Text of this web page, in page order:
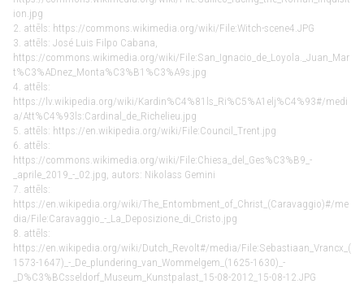
ion.jpg
2. attēls: https://commons.wikimedia.org/wiki/File:Witch-scene4.JPG
3. attēls: José Luis Filpo Cabana,
https://commons.wikimedia.org/wiki/File:San_Ignacio_de_Loyola._Juan_Mar
t%C3%ADnez_Monta%C3%B1%C3%A9s.jpg
4. attēls:
https://lv.wikipedia.org/wiki/Kardin%C4%81ls_Ri%C5%A1elj%C4%93#/medi
a/Att%C4%93ls:Cardinal_de_Richelieu.jpg
5. attēls: https://en.wikipedia.org/wiki/File:Council_Trent.jpg
6. attēls:
https://commons.wikimedia.org/wiki/File:Chiesa_del_Ges%C3%B9_-
_aprile_2019_-_02.jpg, autors: Nikolass Gemini
7. attēls:
https://en.wikipedia.org/wiki/The_Entombment_of_Christ_(Caravaggio)#/me
dia/File:Caravaggio_-_La_Deposizione_di_Cristo.jpg
8. attēls:
https://en.wikipedia.org/wiki/Dutch_Revolt#/media/File:Sebastiaan_Vrancx_(
1573-1647)_-_De_plundering_van_Wommelgem_(1625-1630)_-
_D%C3%BCsseldorf_Museum_Kunstpalast_15-08-2012_15-08-12.JPG